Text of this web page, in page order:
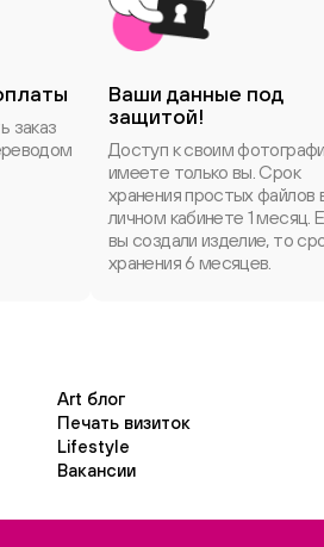
заказ
Ваши данные под
защитой!
Доступ к своим
имеете только вы. Срок
хранения простых файлов
личном кабинете 1 месяц.
вы создали изделие, то
хранения 6 месяцев.
Art блог
Печать визиток
Lifestyle
Вакансии